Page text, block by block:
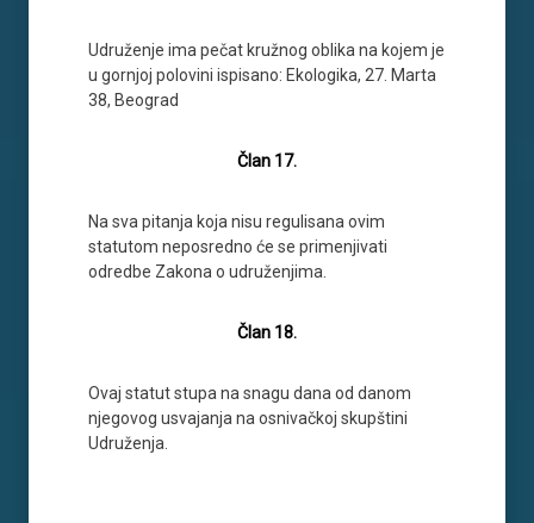
Udruženje ima pečat kružnog oblika na kojem je
u gornjoj polovini ispisano: Ekologika, 27. Marta
38, Beograd
Član 17.
Na sva pitanja koja nisu regulisana ovim
statutom neposredno će se primenjivati
odredbe Zakona o udruženjima.
Član 18.
Ovaj statut stupa na snagu dana od danom
njegovog usvajanja na osnivačkoj skupštini
Udruženja.